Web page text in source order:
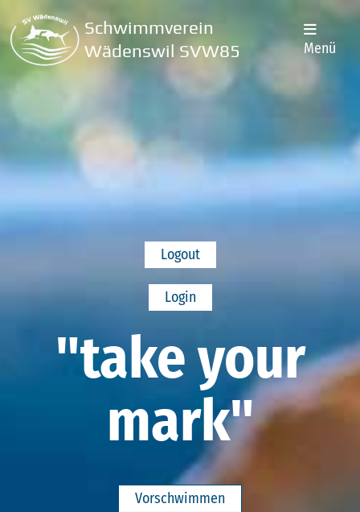
Schwimmverein
Wädenswil SVW85
Menü
Logout
Login
"take your
mark"
Vorschwimmen